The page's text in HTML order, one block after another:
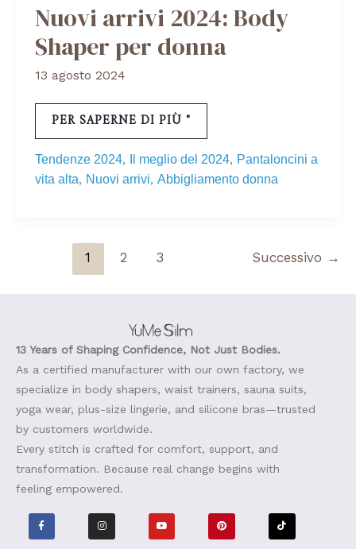
Nuovi arrivi 2024: Body
Shaper per donna
13 agosto 2024
PER SAPERNE DI PIÙ "
Tendenze 2024, Il meglio del 2024, Pantaloncini a
vita alta, Nuovi arrivi, Abbigliamento donna
1 2 3 Successivo →
13 Years of Shaping Confidence, Not Just Bodies.
As a certified manufacturer with our own factory, we
specialize in body shapers, waist trainers, sauna suits,
yoga wear, plus-size lingerie, and silicone bras—trusted
by customers worldwide.
Every stitch is crafted for comfort, support, and
transformation. Because real change begins with
feeling empowered.
F
a
c
e
I
n
s
t
Y
o
u
t
P
i
n
t
T
i
k
t